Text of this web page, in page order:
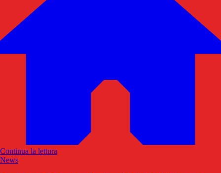
Continua la lettura
News